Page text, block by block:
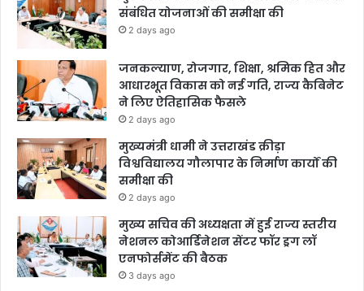
संबंधित योजनाओं की समीक्षा की
2 days ago
जनकल्याण, रोजगार, शिक्षा, श्रमिक हित और
आधारभूत विकास को नई गति, राज्य कैबिनेट
ने लिए ऐतिहासिक फैसले
2 days ago
मुख्यमंत्री धामी ने उत्तराखंड क्रीड़ा
विश्वविद्यालय गौलापार के निर्माण कार्यों की
समीक्षा की
2 days ago
मुख्य सचिव की अध्यक्षता में हुई राज्य स्तरीय
नेशनल कोआर्डिनेशन सेंटर फॉर ड्रग लॉ
एनफोर्समेंट की बैठक
3 days ago